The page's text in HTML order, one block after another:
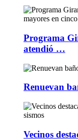
Programa
atendió …
Renuevan
Vecinos